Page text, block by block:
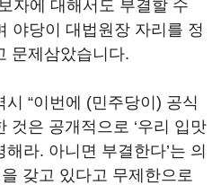
자에 대해서도 부결할 수
야당이 대법원장 자리를 정
문제삼았습니다.
“이번에 (민주당이) 공식
것은 공개적으로 ‘우리 입맛
라. 아니면 부결한다’는 의
갖고 있다고 무제한으로